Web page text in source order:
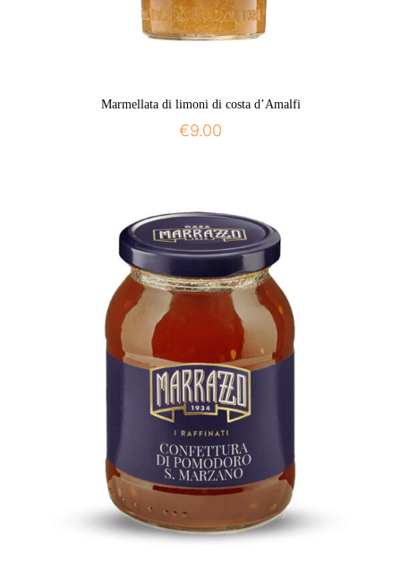
Marmellata di limoni di costa d’Amalfi
€9.00